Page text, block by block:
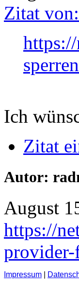
Zitat
Ich
Zitat
Autor:
August
https://
Impressum